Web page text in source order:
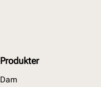
Produkter
Dam